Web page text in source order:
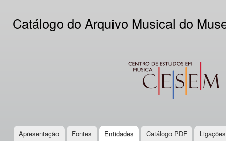
Catálogo do Arquivo Musical do
CESEM
Main menu
Apresentação Fontes Entidades Catálogo PDF